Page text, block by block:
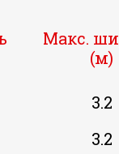
Макс.
(м)
3.2
3.2